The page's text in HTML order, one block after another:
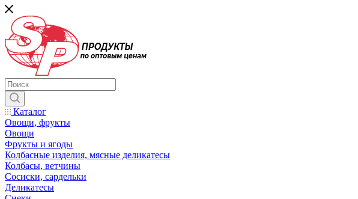
Каталог
Овощи, фрукты
Овощи
Фрукты и ягоды
Колбасные изделия, мясные деликатесы
Колбасы, ветчины
Сосиски, сардельки
Деликатесы